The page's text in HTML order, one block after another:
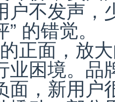
户不发声，
的错觉。
正面，放
业困境。品
面，新用户